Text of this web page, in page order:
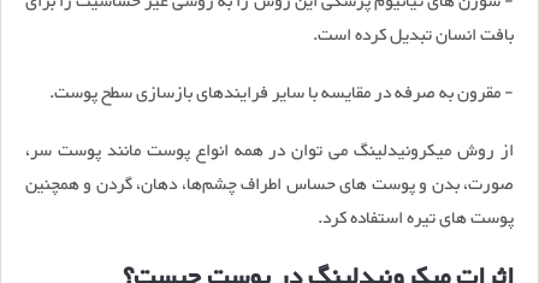
بافت انسان تبدیل کرده است.
- مقرون به صرفه در مقایسه با سایر فرایندهای بازسازی سطح پوست.
از روش میکرونیدلینگ می توان در همه انواع پوست مانند پوست سر،
صورت، بدن و پوست های حساس اطراف چشم‌ها، دهان، گردن و همچنین
پوست های تیره استفاده کرد.